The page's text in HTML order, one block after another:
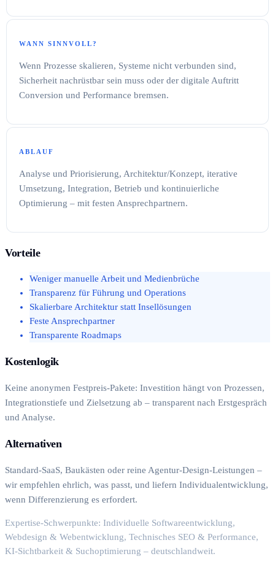
WANN SINNVOLL?
Wenn Prozesse skalieren, Systeme nicht verbunden sind,
Sicherheit nachrüstbar sein muss oder der digitale Auftritt
Conversion und Performance bremsen.
ABLAUF
Analyse und Priorisierung, Architektur/Konzept, iterative
Umsetzung, Integration, Betrieb und kontinuierliche
Optimierung – mit festen Ansprechpartnern.
Vorteile
Weniger manuelle Arbeit und Medienbrüche
Transparenz für Führung und Operations
Skalierbare Architektur statt Insellösungen
Feste Ansprechpartner
Transparente Roadmaps
Kostenlogik
Keine anonymen Festpreis-Pakete: Investition hängt von Prozessen,
Integrationstiefe und Zielsetzung ab – transparent nach Erstgespräch
und Analyse.
Alternativen
Standard-SaaS, Baukästen oder reine Agentur-Design-Leistungen –
wir empfehlen ehrlich, was passt, und liefern Individualentwicklung,
wenn Differenzierung es erfordert.
Expertise-Schwerpunkte: Individuelle Softwareentwicklung,
Webdesign & Webentwicklung, Technisches SEO & Performance,
KI-Sichtbarkeit & Suchoptimierung – deutschlandweit.